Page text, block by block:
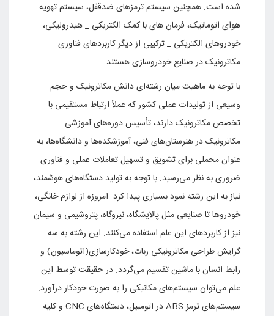
شده است. همچنین سیستم ترمزهاى ضدقفل، سیستم تهویه
هواى اتوماتیک، فرمان هاى با کمک الکتریکى _ هیدرولیکى،
خودروهاى الکتریکى _ ترکیبى از دیگر کاربردهاى فناورى
مکاترونیک در صنایع خودروسازى هستند
با توجه به ماهیت میان رشته‌ای دانش مکاترونیک و حجم
وسیعی از تولیدات عملی کشور که عملاً ارتباط مستقیمی با
تخصص مکاترونیک دارند، تأسیس دوره‌های آموزشی
مکاترونیک در هنرستان‌های فنی، آموزشکده‌ها و دانشگاه‌ها، به
عنوان محملی برای تشویق و تسهیل تعاملات عملی و فناوری
ضروری به نظر می‌رسید. با توجه به تولید دستگاه‌های هوشمند،
نیاز به این رشته نمود بسیاری پیدا کرد. امروزه از لوازم خانگی،
خودروها تا صنایعی مثل پالایشگاه، نیروگاه، پتروشیمی و سیمان
نیز از کاربردهای این علم استفاده می‌کنند. این رشته به سه
گرایش طراحی مکاترونیکی ربات، خودکارسازی(اتوماسیون) و
رابط انسان با ماشین تقسیم می‌گردد. در حقیقت توسط این
علم می‌توان سیستم‌های مکانیکی را به صورت خودکار درآورد.
سیستم‌های ترمزABSدر اتومبیل، دستگاه‌های CNC و کلیه